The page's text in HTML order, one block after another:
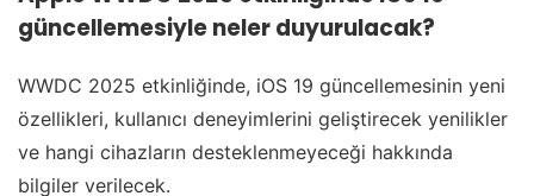
güncellemesiyle neler duyurulacak?
WWDC 2025 etkinliğinde, iOS 19 güncellemesinin yeni
özellikleri, kullanıcı deneyimlerini geliştirecek yenilikler
ve hangi cihazların desteklenmeyeceği hakkında
bilgiler verilecek.